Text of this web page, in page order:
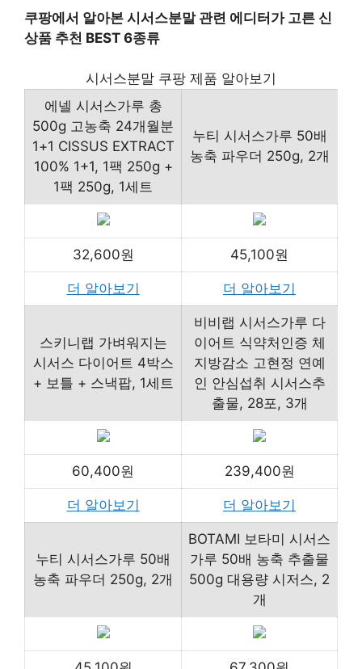
쿠팡에서 알아본 시서스분말 관련 에디터가 고른 신
상품 추천 BEST 6종류
시서스분말 쿠팡 제품 알아보기
에넬 시서스가루 총
500g 고농축 24개월분
1+1 CISSUS EXTRACT
100% 1+1, 1팩 250g +
1팩 250g, 1세트
누티 시서스가루 50배
농축 파우더 250g, 2개
32,600원 45,100원
더 알아보기 더 알아보기
스키니랩 가벼워지는
시서스 다이어트 4박스
+ 보틀 + 스낵팝, 1세트
비비랩 시서스가루 다
이어트 식약처인증 체
지방감소 고현정 연예
인 안심섭취 시서스추
출물, 28포, 3개
60,400원 239,400원
더 알아보기 더 알아보기
누티 시서스가루 50배
농축 파우더 250g, 2개
BOTAMI 보타미 시서스
가루 50배 농축 추출물
500g 대용량 시저스, 2
개